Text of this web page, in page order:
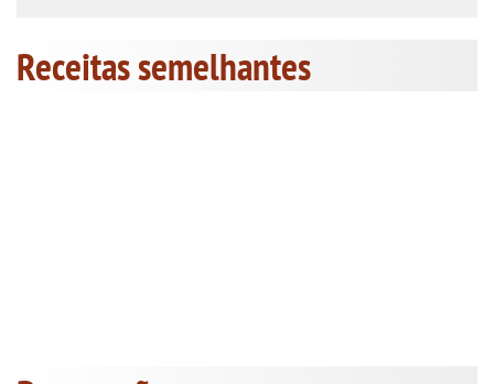
Receitas semelhantes